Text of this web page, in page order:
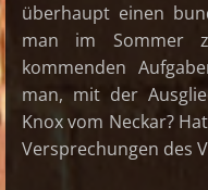
überhaupt einen
man im Sommer
kommenden
man, mit der
Knox vom Neckar?
Versprechungen des